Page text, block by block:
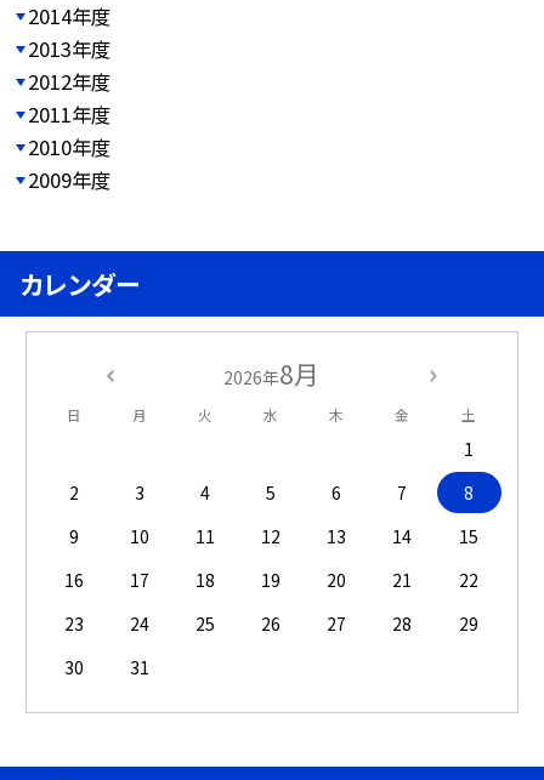
2014年度
2013年度
2012年度
2011年度
2010年度
2009年度
カレンダー
2026年8月
日 月 火 水 木 金 土
1
2
3 4 5 6 7
8
9
10 11 12 13 14
15
16
17 18 19 20 21
22
23
24 25 26 27 28
29
30
31